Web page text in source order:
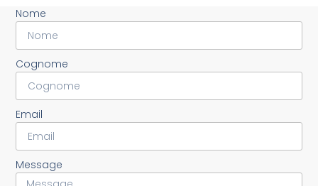
Nome
Cognome
Email
Message